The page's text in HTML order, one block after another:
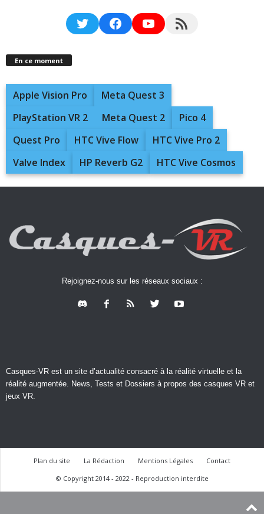
TwitterFacebookYouTubeRSS Feed
En ce moment
Apple Vision Pro
Meta Quest 3
PlayStation VR 2
Meta Quest 2
Pico 4
Quest Pro
HTC Vive Flow
HTC Vive Pro 2
Valve Index
HP Reverb G2 HTC Vive Cosmos
Rejoignez-nous sur les réseaux sociaux :
Casques-VR est un site d’actualité consacré à la réalité virtuelle et la
réalité augmentée. News, Tests et Dossiers à propos des casques VR et
jeux VR.
Plan du site La Rédaction Mentions Légales
Contact
© Copyright 2014 - 2022 - Reproduction interdite